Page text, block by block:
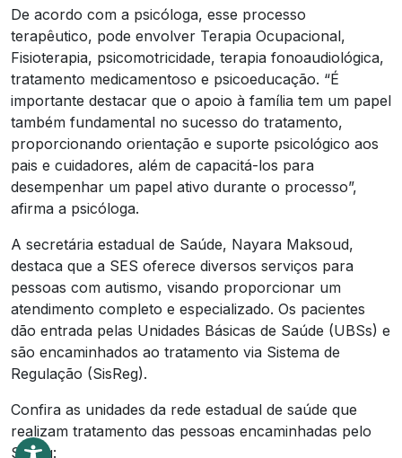
De acordo com a psicóloga, esse processo
terapêutico, pode envolver Terapia Ocupacional,
Fisioterapia, psicomotricidade, terapia fonoaudiológica,
tratamento medicamentoso e psicoeducação. “É
importante destacar que o apoio à família tem um papel
também fundamental no sucesso do tratamento,
proporcionando orientação e suporte psicológico aos
pais e cuidadores, além de capacitá-los para
desempenhar um papel ativo durante o processo”,
afirma a psicóloga.
A secretária estadual de Saúde, Nayara Maksoud,
destaca que a SES oferece diversos serviços para
pessoas com autismo, visando proporcionar um
atendimento completo e especializado. Os pacientes
dão entrada pelas Unidades Básicas de Saúde (UBSs) e
são encaminhados ao tratamento via Sistema de
Regulação (SisReg).
Confira as unidades da rede estadual de saúde que
realizam tratamento das pessoas encaminhadas pelo
Sisreg: